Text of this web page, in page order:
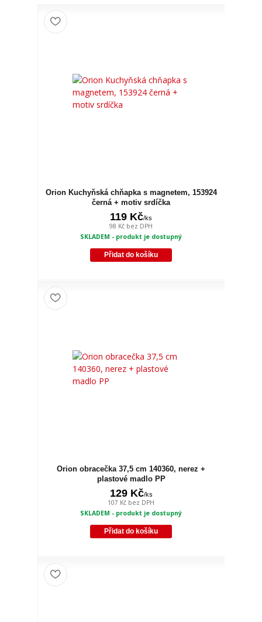
Orion Kuchyňská chňapka s magnetem, 153924
černá + motiv srdíčka
119 Kč/ks
98 Kč bez DPH
SKLADEM - produkt je dostupný
Přidat do košíku
Orion obracečka 37,5 cm 140360, nerez +
plastové madlo PP
129 Kč/ks
107 Kč bez DPH
SKLADEM - produkt je dostupný
Přidat do košíku